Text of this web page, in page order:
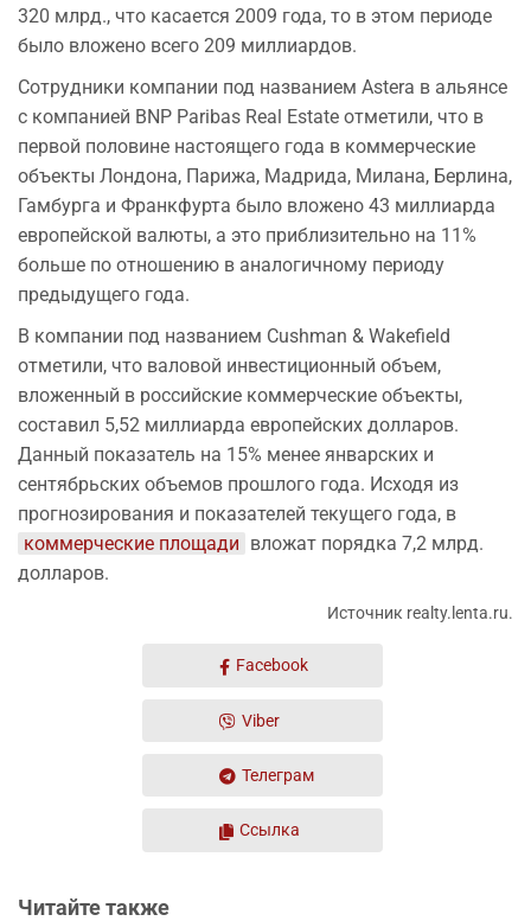
320 млрд., что касается 2009 года, то в этом периоде
было вложено всего 209 миллиардов.
Сотрудники компании под названием Astera в альянсе
с компанией BNP Paribas Real Estate отметили, что в
первой половине настоящего года в коммерческие
объекты Лондона, Парижа, Мадрида, Милана, Берлина,
Гамбурга и Франкфурта было вложено 43 миллиарда
европейской валюты, а это приблизительно на 11%
больше по отношению в аналогичному периоду
предыдущего года.
В компании под названием Cushman & Wakefield
отметили, что валовой инвестиционный объем,
вложенный в российские коммерческие объекты,
составил 5,52 миллиарда европейских долларов.
Данный показатель на 15% менее январских и
сентябрьских объемов прошлого года. Исходя из
прогнозирования и показателей текущего года, в
коммерческие площади вложат порядка 7,2 млрд.
долларов.
Источник realty.lenta.ru.
Facebook
Viber
Телеграм
Ссылка
Читайте также